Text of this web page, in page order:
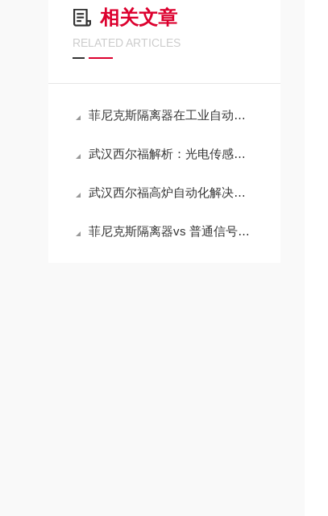
相关文章
RELATED ARTICLES
菲尼克斯隔离器在工业自动化中的关键应用
武汉西尔福解析：光电传感器的工作原理
武汉西尔福高炉自动化解决方案
菲尼克斯隔离器vs 普通信号隔离器：三大差异点